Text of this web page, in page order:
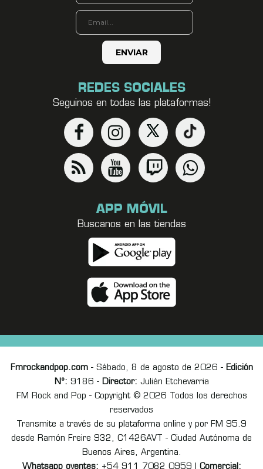
REDES SOCIALES
Seguinos en todas las plataformas!
APP MÓVIL
Buscanos en las tiendas
Fmrockandpop.com- Sábado, 8 de agosto de 2026 - Edición
Nº: 9186 - Director: Julián Etchevarria
FM Rock and Pop - Copyright © 2026 Todos los derechos
reservados
Transmite a través de su plataforma online y por FM 95.9
desde Ramón Freire 932, C1426AVT - Ciudad Autónoma de
Buenos Aires, Argentina.
Whatsapp oyentes: +54 911 7082 0959 | Comercial: